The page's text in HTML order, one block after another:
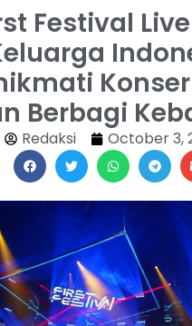
Festival
Berbagi
Redaksi October 3,